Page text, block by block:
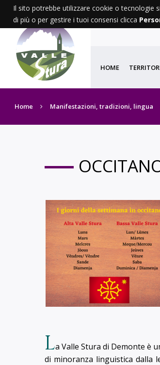
HOME
Home Manifestazioni, tradizioni, lingua
La Valle Stura di Demonte è
di minoranza linguistica dalla
Il sito potrebbe utilizzare cookie o tecnologie
di più o per gestire i tuoi consensi clicca